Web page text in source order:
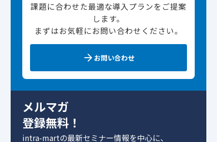
課題に合わせた最適な導入プランをご提案
します。
まずはお気軽にお問い合わせください。
お問い合わせ
メルマガ
登録無料！
intra-martの最新セミナー情報を中心に、